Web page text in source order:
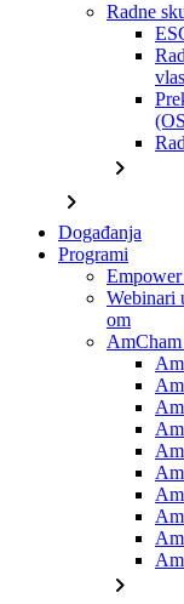
Radne
chevron_right
chevron_right
Događanja
Programi
Webinari
om
chevron_right